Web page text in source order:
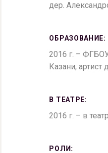
дер.
ОБРАЗОВАНИЕ:
2016 г. – ФГБОУ
Казани, артист
В ТЕАТРЕ:
2016 г. – в
РОЛИ: